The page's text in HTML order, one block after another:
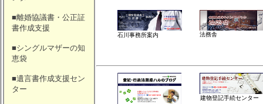
■離婚協議書・公正証
書作成支援
■シングルマザーの知
恵袋
■遺言書作成支援セン
ター
石川事務所案内
建物登記手続センター
法務舎